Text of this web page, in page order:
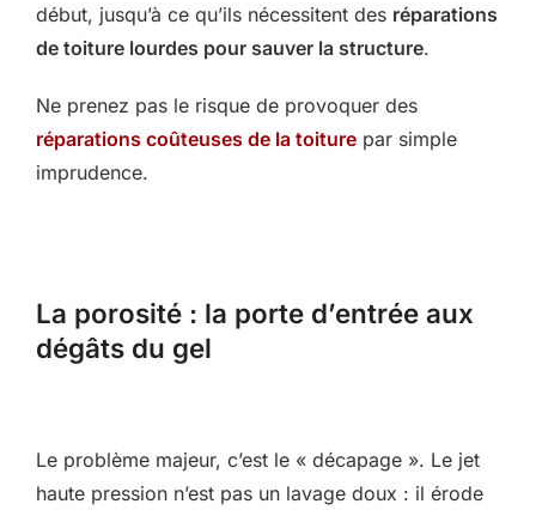
début, jusqu’à ce qu’ils nécessitent des réparations
de toiture lourdes pour sauver la structure.
Ne prenez pas le risque de provoquer des
réparations coûteuses de la toiture par simple
imprudence.
La porosité : la porte d’entrée aux
dégâts du gel
Le problème majeur, c’est le « décapage ». Le jet
haute pression n’est pas un lavage doux : il érode